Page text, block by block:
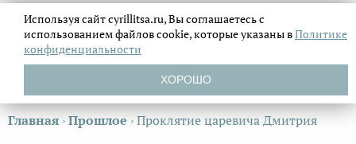
Главная ›Прошлое ›Проклятие царевича Дмитрия
Используя сайт cyrillitsa.ru, Вы соглашаетесь с
использованием файловcookie, которые указаны вПолитике
конфиденциальности
ХОРОШО